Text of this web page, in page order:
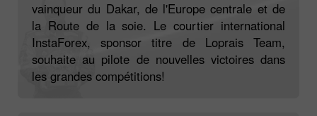
vainqueur du Dakar, de l'Europe centrale et de
la Route de la soie. Le courtier international
InstaForex, sponsor titre de Loprais Team,
souhaite au pilote de nouvelles victoires dans
les grandes compétitions!